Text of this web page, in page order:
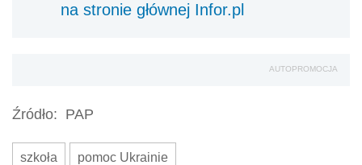
na stronie głównej Infor.pl
AUTOPROMOCJA
Źródło: PAP
szkoła pomoc Ukrainie